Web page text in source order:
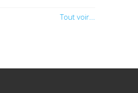
Tout voir...